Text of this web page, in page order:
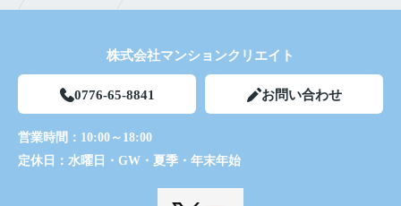
株式会社マンションクリエイト
0776-65-8841 お問い合わせ
営業時間： 10:00～18:00
定休日： 水曜日・GW・夏季・年末年始